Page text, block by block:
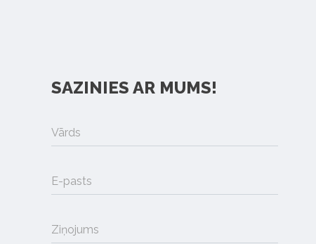
SAZINIES AR MUMS!
Vārds
E-pasts
Ziņojums